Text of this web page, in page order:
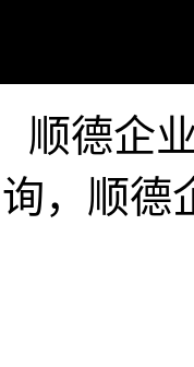
顺德企
询，顺德